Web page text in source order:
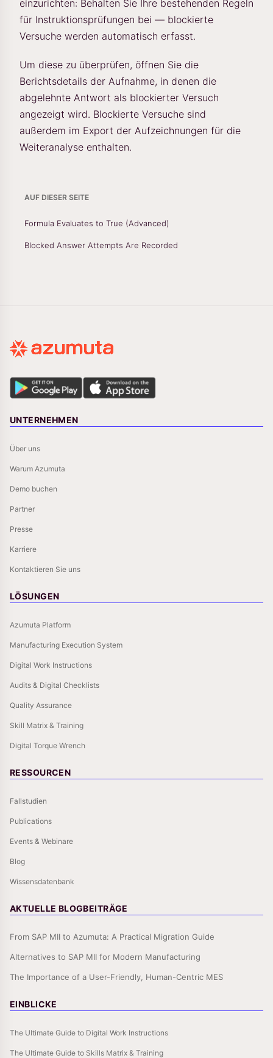
einzurichten: Behalten Sie Ihre bestehenden Regeln
für Instruktionsprüfungen bei — blockierte
Versuche werden automatisch erfasst.
Um diese zu überprüfen, öffnen Sie die
Berichtsdetails der Aufnahme, in denen die
abgelehnte Antwort als blockierter Versuch
angezeigt wird. Blockierte Versuche sind
außerdem im Export der Aufzeichnungen für die
Weiteranalyse enthalten.
AUF DIESER SEITE
Formula Evaluates to True (Advanced)
Blocked Answer Attempts Are Recorded
UNTERNEHMEN
Über uns
Warum Azumuta
Demo buchen
Partner
Presse
Karriere
Kontaktieren Sie uns
LÖSUNGEN
Azumuta Platform
Manufacturing Execution System
Digital Work Instructions
Audits & Digital Checklists
Quality Assurance
Skill Matrix & Training
Digital Torque Wrench
RESSOURCEN
Fallstudien
Publications
Events & Webinare
Blog
Wissensdatenbank
AKTUELLE BLOGBEITRÄGE
From SAP MII to Azumuta: A Practical Migration Guide
Alternatives to SAP MII for Modern Manufacturing
The Importance of a User-Friendly, Human-Centric MES
EINBLICKE
The Ultimate Guide to Digital Work Instructions
The Ultimate Guide to Skills Matrix & Training